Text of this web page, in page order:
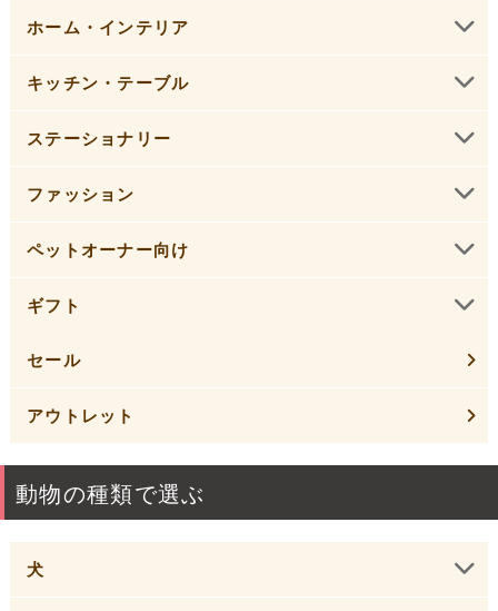
ホーム・インテリア
キッチン・テーブル
ステーショナリー
ファッション
ペットオーナー向け
ギフト
セール
アウトレット
動物の種類で選ぶ
犬